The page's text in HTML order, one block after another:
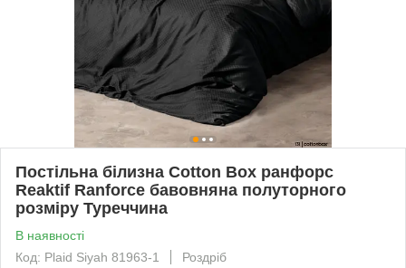
Постільна білизна Cotton Box ранфорс
Reaktif Ranforce бавовняна полуторного
розміру Туреччина
В наявності
Код: Plaid Siyah 81963-1
Роздріб